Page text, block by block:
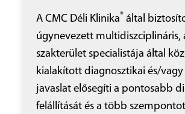
A CMC Déli Klinika® által
úgynevezett multidiszciplináris,
szakterület specialistája által
kialakított diagnosztikai és/vagy
javaslat elősegíti a pontosabb
felállítását és a több